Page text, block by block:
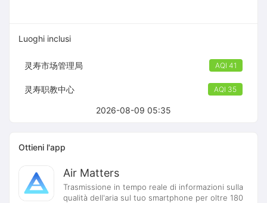
2026-08-09 05:35
Luoghi inclusi
灵寿市场管理局 AQI 41
灵寿职教中心 AQI 35
Ottieni l'app
Air Matters
Trasmissione in tempo reale di informazioni sulla
qualità dell'aria sul tuo smartphone per oltre 180